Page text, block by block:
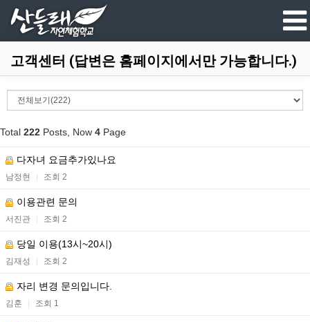
고객센터 (답변은 홈페이지에서만 가능합니다.)
Total 222 Posts, Now 4 Page
다자녀 요금추가있나요
남정현 | 조회 2
이용관련 문의
서진관 | 조회 2
당일 이용(13시~20시)
김재성 | 조회 2
자리 변경 문의입니다.
김훈 | 조회 1